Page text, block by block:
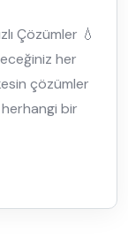
Çözümler 💧
her
çözümler
bir